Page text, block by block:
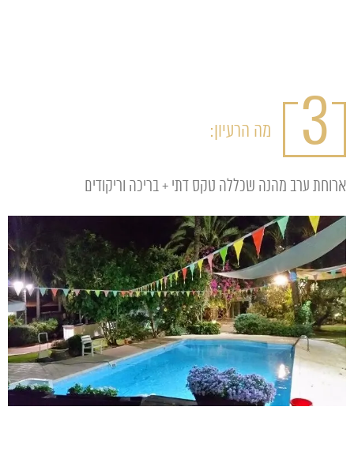
3 מה הרעיון:
ארוחת ערב מהנה שכללה טקס דתי + בריכה וריקודים